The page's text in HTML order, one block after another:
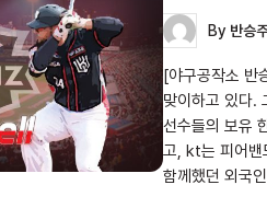
By 반승
[야구공작소 반
맞이하고 있다.
선수들의 보유
고, kt는 피어밴
함께했던 외국